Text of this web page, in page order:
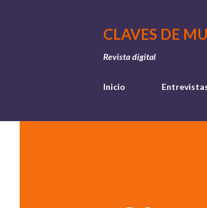
CLAVES DE
Revista digital
Inicio